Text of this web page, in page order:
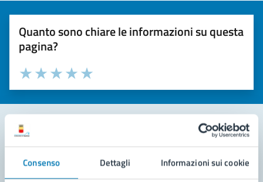
Consenso Dettagli Informazioni sui cookie
Quanto sono chiare le informazioni su questa
pagina?
Valuta la chiarezza delle informazioni (da 1 a 5 stelle)
Seleziona il numero di stelle per valutare la chiarezza delle
Valuta 5 stelle su 5
Valuta 4 stelle su 5
Valuta 3 stelle su 5
Valuta 2 stelle su 5
Valuta 1 stelle su 5
Leggi le domande frequenti